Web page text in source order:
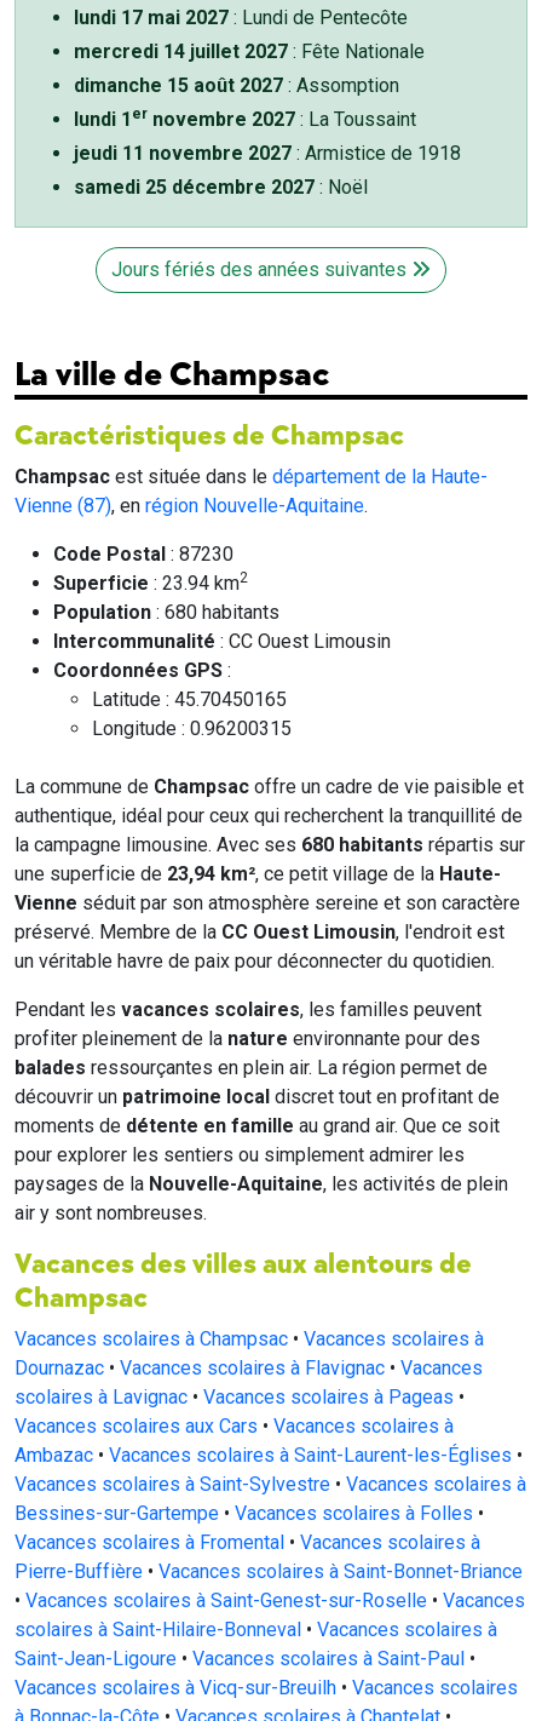
lundi 17 mai 2027 : Lundi de Pentecôte
mercredi 14 juillet 2027 : Fête Nationale
dimanche 15 août 2027 : Assomption
lundi 1 er novembre 2027 : La Toussaint
jeudi 11 novembre 2027 : Armistice de 1918
samedi 25 décembre 2027 : Noël
Jours fériés des années suivantes
La ville de Champsac
Caractéristiques de Champsac
Champsac est située dans le département de la Haute-
Vienne (87), en région Nouvelle-Aquitaine.
Code Postal : 87230
Superficie : 23.94 km2
Population : 680 habitants
Intercommunalité : CC Ouest Limousin
Coordonnées GPS :
Latitude : 45.70450165
Longitude : 0.96200315
La commune de Champsac offre un cadre de vie paisible et
authentique, idéal pour ceux qui recherchent la tranquillité de
la campagne limousine. Avec ses 680 habitants répartis sur
une superficie de 23,94 km², ce petit village de la Haute-
Vienne séduit par son atmosphère sereine et son caractère
préservé. Membre de la CC Ouest Limousin, l'endroit est
un véritable havre de paix pour déconnecter du quotidien.
Pendant les vacances scolaires, les familles peuvent
profiter pleinement de la nature environnante pour des
balades ressourçantes en plein air. La région permet de
découvrir un patrimoine local discret tout en profitant de
moments de détente en famille au grand air. Que ce soit
pour explorer les sentiers ou simplement admirer les
paysages de la Nouvelle-Aquitaine, les activités de plein
air y sont nombreuses.
Vacances des villes aux alentours de
Champsac
Vacances scolaires à Champsac • Vacances scolaires à
Dournazac • Vacances scolaires à Flavignac • Vacances
scolaires à Lavignac • Vacances scolaires à Pageas •
Vacances scolaires aux Cars • Vacances scolaires à
Ambazac • Vacances scolaires à Saint-Laurent-les-Églises •
Vacances scolaires à Saint-Sylvestre • Vacances scolaires à
Bessines-sur-Gartempe • Vacances scolaires à Folles •
Vacances scolaires à Fromental • Vacances scolaires à
Pierre-Buffière • Vacances scolaires à Saint-Bonnet-Briance
• Vacances scolaires à Saint-Genest-sur-Roselle • Vacances
scolaires à Saint-Hilaire-Bonneval • Vacances scolaires à
Saint-Jean-Ligoure • Vacances scolaires à Saint-Paul •
Vacances scolaires à Vicq-sur-Breuilh • Vacances scolaires